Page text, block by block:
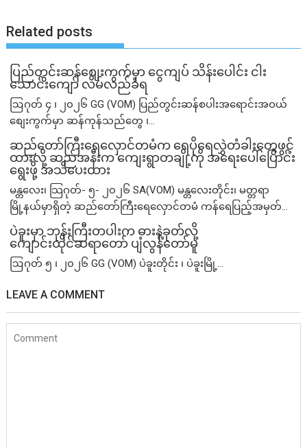
Related posts
ပြည်တွင်းဆန်စျေးကွက်မှာ ငွေကျပ် သိန်းပေါင်း ငါး​
သောင်းကျော် လိမ်လည်ခံရ
ဩဂုတ် ၄ ၊ ၂၀၂၆ GG (VOM) ပြည်တွင်းဆန်စပါးအရောင်းအဝယ်
စျေးကွက်မှာ ဆန်ကုန်သည်တွေ ၊...
ဆည်တော်ကြီးရေလှောင်တမံက ရေပိုရေလွှဲတံခါးတွေဖွင့်
ထားလို့ ဆည်အနီးက ကျေးရွာတချို့ကို အရေးပေါ်ပြောင်း
ရွေးဖို့ အသိပေးထား
မန္တလေး၊ သြဂုတ်- ၅- ၂၀၂၆ SA(VOM) မန္တလေးတိုင်း၊ မတ္တရာ
မြို့နယ်မှာရှိတဲ့ ဆည်တော်ကြီးရေလှောင်တမံ ကန်ရေပြည့်အမှတ်...
ပဲခူးမှာ ဘုန်းကြီးတပါးက ဓားနဲ့ခုတ်လို့
ကျောင်းထိုင်ဆရာတော် ပျံလွန်တော်မူ
ဩဂုတ် ၅ ၊ ၂၀၂၆ GG (VOM) ပဲခူးတိုင်း ၊ ပဲခူးမြို့...
LEAVE A COMMENT